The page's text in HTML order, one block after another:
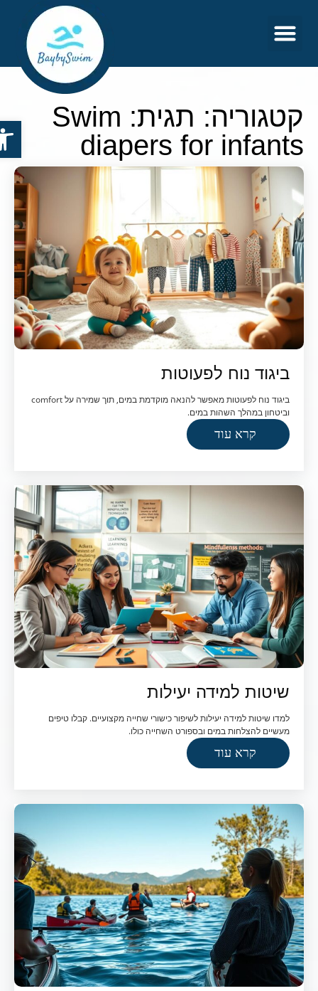
קטגוריה: תגית: Swim
diapers for infants
ביגוד נוח לפעוטות
ביגוד נוח לפעוטות מאפשר להנאה מוקדמת במים, תוך שמירה על comfort
וביטחון במהלך השהות במים.
קרא עוד
שיטות למידה יעילות
למדו שיטות למידה יעילות לשיפור כישורי שחייה מקצועיים. קבלו טיפים
מעשיים להצלחות במים ובספורט השחייה כולו.
קרא עוד
פתח